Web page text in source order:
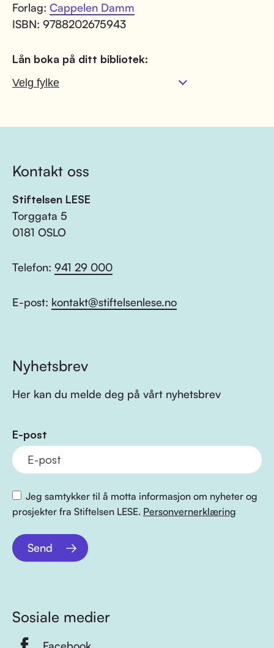
Forlag: Cappelen Damm
ISBN: 9788202675943
Lån boka på ditt bibliotek:
Kontakt oss
Stiftelsen LESE
Torggata 5
0181 OSLO
Telefon: 941 29 000
E-post: kontakt@stiftelsenlese.no
Nyhetsbrev
Her kan du melde deg på vårt nyhetsbrev
E-post
Jeg samtykker til å motta informasjon om nyheter og
prosjekter fra Stiftelsen LESE. Personvernerklæring
Send
Sosiale medier